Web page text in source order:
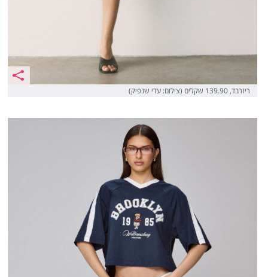
ריזרבד, 139.90 שקלים (צילום: עדי שנפיק)